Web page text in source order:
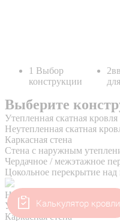
Калькулятор кровли